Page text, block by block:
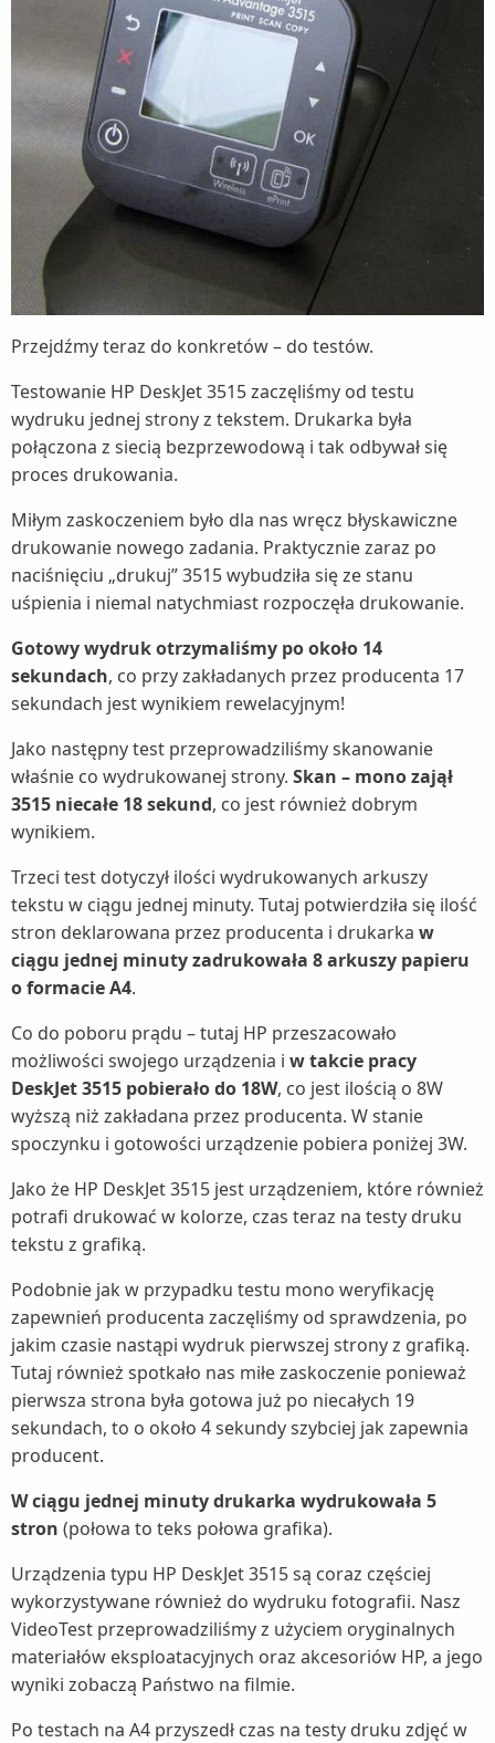
Przejdźmy teraz do konkretów – do testów.
Testowanie HP DeskJet 3515 zaczęliśmy od testu
wydruku jednej strony z tekstem. Drukarka była
połączona z siecią bezprzewodową i tak odbywał się
proces drukowania.
Miłym zaskoczeniem było dla nas wręcz błyskawiczne
drukowanie nowego zadania. Praktycznie zaraz po
naciśnięciu „drukuj” 3515 wybudziła się ze stanu
uśpienia i niemal natychmiast rozpoczęła drukowanie.
Gotowy wydruk otrzymaliśmy po około 14
sekundach, co przy zakładanych przez producenta 17
sekundach jest wynikiem rewelacyjnym!
Jako następny test przeprowadziliśmy skanowanie
właśnie co wydrukowanej strony. Skan – mono zajął
3515 niecałe 18 sekund, co jest również dobrym
wynikiem.
Trzeci test dotyczył ilości wydrukowanych arkuszy
tekstu w ciągu jednej minuty. Tutaj potwierdziła się ilość
stron deklarowana przez producenta i drukarka w
ciągu jednej minuty zadrukowała 8 arkuszy papieru
o formacie A4.
Co do poboru prądu – tutaj HP przeszacowało
możliwości swojego urządzenia i w takcie pracy
DeskJet 3515 pobierało do 18W, co jest ilością o 8W
wyższą niż zakładana przez producenta. W stanie
spoczynku i gotowości urządzenie pobiera poniżej 3W.
Jako że HP DeskJet 3515 jest urządzeniem, które również
potrafi drukować w kolorze, czas teraz na testy druku
tekstu z grafiką.
Podobnie jak w przypadku testu mono weryfikację
zapewnień producenta zaczęliśmy od sprawdzenia, po
jakim czasie nastąpi wydruk pierwszej strony z grafiką.
Tutaj również spotkało nas miłe zaskoczenie ponieważ
pierwsza strona była gotowa już po niecałych 19
sekundach, to o około 4 sekundy szybciej jak zapewnia
producent.
W ciągu jednej minuty drukarka wydrukowała 5
stron (połowa to teks połowa grafika).
Urządzenia typu HP DeskJet 3515 są coraz częściej
wykorzystywane również do wydruku fotografii. Nasz
VideoTest przeprowadziliśmy z użyciem oryginalnych
materiałów eksploatacyjnych oraz akcesoriów HP, a jego
wyniki zobaczą Państwo na filmie.
Po testach na A4 przyszedł czas na testy druku zdjęć w